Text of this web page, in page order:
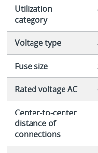
Utilization
category
Voltage type
Fuse size
Rated voltage AC
Center-to-center
distance of
connections